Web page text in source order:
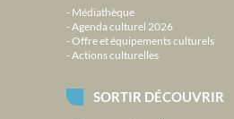
Médiathèque
Agenda culturel 2026
Offre et équipements culturels
Actions culturelles
SORTIR DÉCOUVRIR